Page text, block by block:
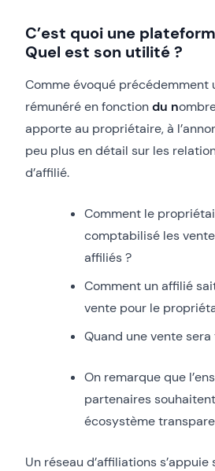
C’est quoi une
Quel est son utilité ?
Comme évoqué précédemment
rémunéré en fonctiondu n
apporte au propriétaire, à
peu plus en détail sur les
d’affilié.
Comment le
comptabilisé les
affiliés ?
Comment un affilié
vente pour le
Quand une vente sera
On remarque que
partenaires
écosystème
Un réseau d’affiliations